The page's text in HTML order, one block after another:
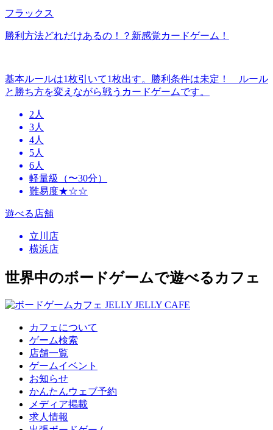
フラックス
勝利方法どれだけあるの！？新感覚カードゲーム！
基本ルールは1枚引いて1枚出す。勝利条件は未定！ ルール
と勝ち方を変えながら戦うカードゲームです。
2人
3人
4人
5人
6人
軽量級（〜30分）
難易度★☆☆
遊べる店舗
立川店
横浜店
世界中のボードゲームで遊べるカフェ
カフェについて
ゲーム検索
店舗一覧
ゲームイベント
お知らせ
かんたんウェブ予約
メディア掲載
求人情報